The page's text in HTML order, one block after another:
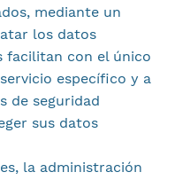
mediante un
los datos
facilitan con el único
específico y a
de seguridad
sus datos
la administración